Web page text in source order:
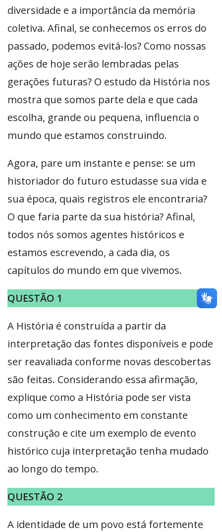
diversidade e a importância da memória
coletiva. Afinal, se conhecemos os erros do
passado, podemos evitá-los? Como nossas
ações de hoje serão lembradas pelas
gerações futuras? O estudo da História nos
mostra que somos parte dela e que cada
escolha, grande ou pequena, influencia o
mundo que estamos construindo.
Agora, pare um instante e pense: se um
historiador do futuro estudasse sua vida e
sua época, quais registros ele encontraria?
O que faria parte da sua história? Afinal,
todos nós somos agentes históricos e
estamos escrevendo, a cada dia, os
capítulos do mundo em que vivemos.
QUESTÃO 1
A História é construída a partir da
interpretação das fontes disponíveis e pode
ser reavaliada conforme novas descobertas
são feitas. Considerando essa afirmação,
explique como a História pode ser vista
como um conhecimento em constante
construção e cite um exemplo de evento
histórico cuja interpretação tenha mudado
ao longo do tempo.
QUESTÃO 2
A identidade de um povo está fortemente